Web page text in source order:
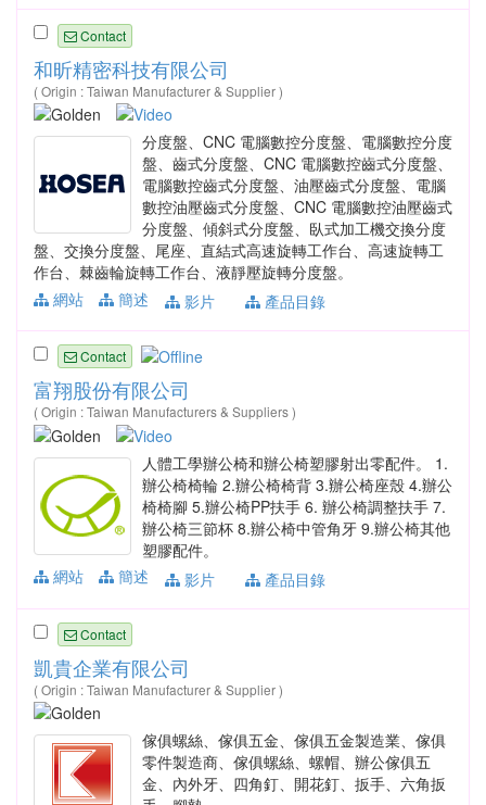
Contact
和昕精密科技有限公司
( Origin : Taiwan Manufacturer & Supplier )
分度盤、CNC 電腦數控分度盤、電腦數控分度
盤、齒式分度盤、CNC 電腦數控齒式分度盤、
電腦數控齒式分度盤、油壓齒式分度盤、電腦
數控油壓齒式分度盤、CNC 電腦數控油壓齒式
分度盤、傾斜式分度盤、臥式加工機交換分度
盤、交換分度盤、尾座、直結式高速旋轉工作台、高速旋轉工
作台、棘齒輪旋轉工作台、液靜壓旋轉分度盤。
網站
簡述 影片 產品目錄
Contact
富翔股份有限公司
( Origin : Taiwan Manufacturers & Suppliers )
人體工學辦公椅和辦公椅塑膠射出零配件。 1.
辦公椅椅輪 2.辦公椅椅背 3.辦公椅座殼 4.辦公
椅椅腳 5.辦公椅PP扶手 6. 辦公椅調整扶手 7.
辦公椅三節杯 8.辦公椅中管角牙 9.辦公椅其他
塑膠配件。
網站
簡述 影片 產品目錄
Contact
凱貴企業有限公司
( Origin : Taiwan Manufacturer & Supplier )
傢俱螺絲、傢俱五金、傢俱五金製造業、傢俱
零件製造商、傢俱螺絲、螺帽、辦公傢俱五
金、內外牙、四角釘、開花釘、扳手、六角扳